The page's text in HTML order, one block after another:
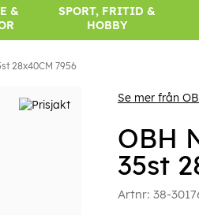
&
SPORT, FRITID &
HOBBY
28x40CM 7956
Se mer från
OBH
35st
Artnr: 38-